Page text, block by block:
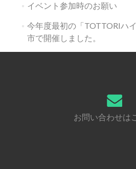
イベント参加時のお願い
今年度最初の「TOTTORIハ
市で開催しました。
お問い合わせは